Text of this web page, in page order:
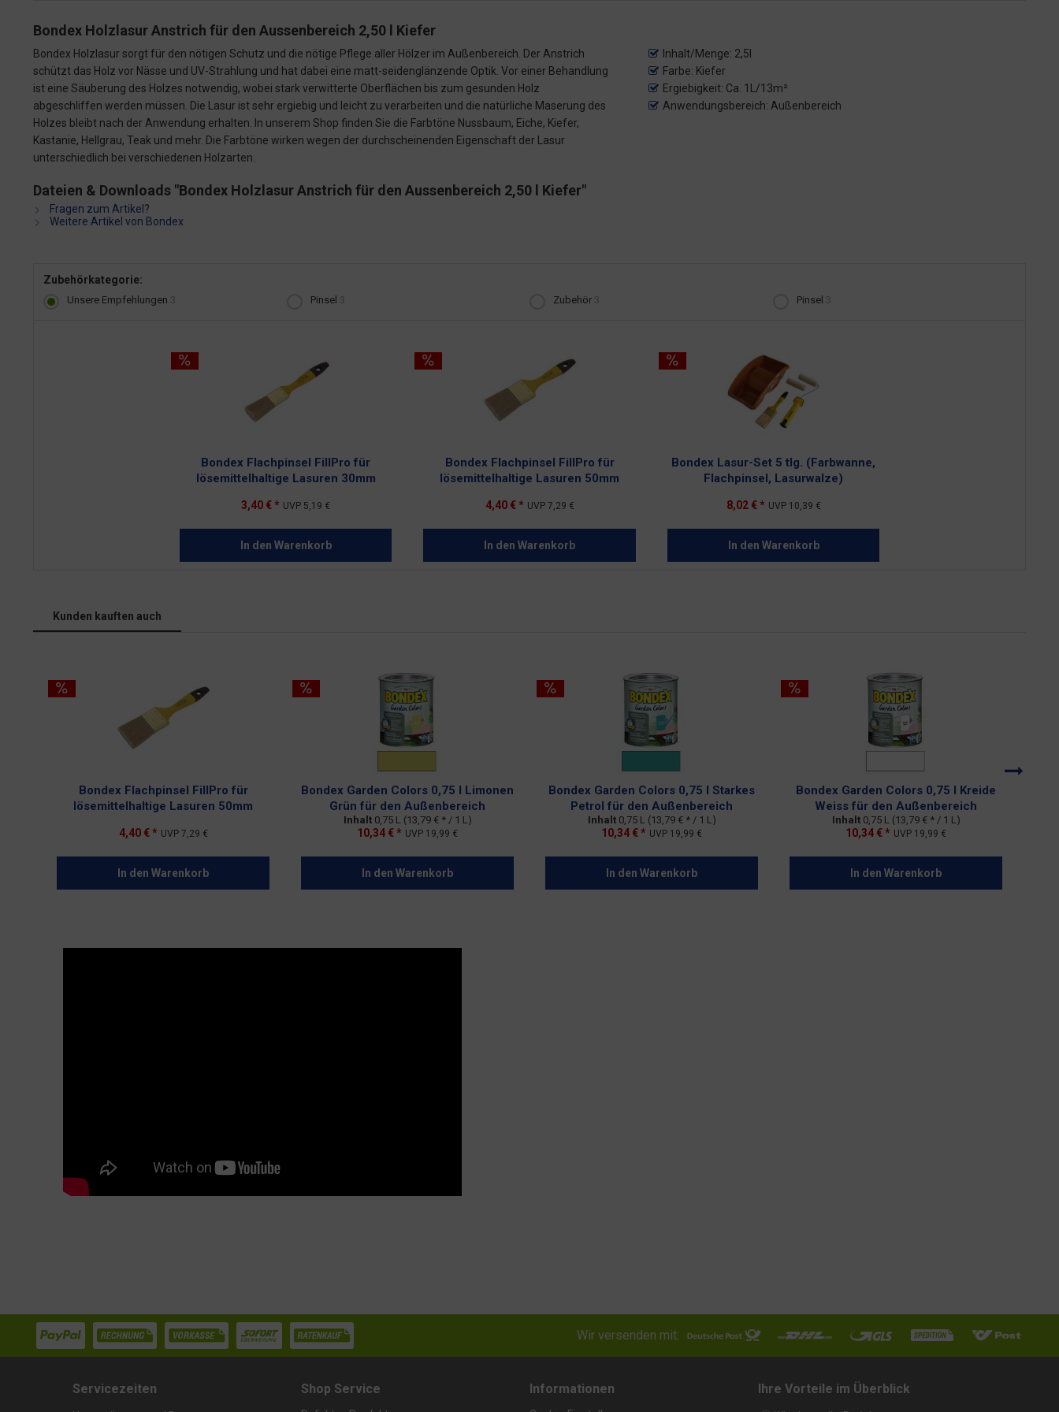
Bondex Holzlasur Anstrich für den Aussenbereich 2,50 l Kiefer
Bondex Holzlasur sorgt für den nötigen Schutz und die nötige Pflege aller Hölzer im Außenbereich. Der Anstrich
schützt das Holz vor Nässe und UV-Strahlung und hat dabei eine matt-seidenglänzende Optik. Vor einer Behandlung
ist eine Säuberung des Holzes notwendig, wobei stark verwitterte Oberflächen bis zum gesunden Holz
abgeschliffen werden müssen. Die Lasur ist sehr ergiebig und leicht zu verarbeiten und die natürliche Maserung des
Holzes bleibt nach der Anwendung erhalten. In unserem Shop finden Sie die Farbtöne Nussbaum, Eiche, Kiefer,
Kastanie, Hellgrau, Teak und mehr. Die Farbtöne wirken wegen der durchscheinenden Eigenschaft der Lasur
unterschiedlich bei verschiedenen Holzarten.
Inhalt/Menge: 2,5l
Farbe: Kiefer
Ergiebigkeit: Ca. 1L/13m²
Anwendungsbereich: Außenbereich
Dateien & Downloads "Bondex Holzlasur Anstrich für den Aussenbereich 2,50 l Kiefer"
Fragen zum Artikel?
Weitere Artikel von Bondex
Zubehörkategorie:
Unsere Empfehlungen 3 Pinsel 3 Zubehör 3 Pinsel 3
Bondex Flachpinsel FillPro für
lösemittelhaltige Lasuren 30mm
3,40 € * UVP 5,19 €
In den Warenkorb
Bondex Flachpinsel FillPro für
lösemittelhaltige Lasuren 50mm
4,40 € * UVP 7,29 €
In den Warenkorb
Bondex Lasur-Set 5 tlg. (Farbwanne,
Flachpinsel, Lasurwalze)
8,02 € * UVP 10,39 €
In den Warenkorb
Kunden kauften auch
Bondex Flachpinsel FillPro für
lösemittelhaltige Lasuren 50mm
4,40 € * UVP 7,29 €
In den Warenkorb
Bondex Garden Colors 0,75 l Limonen
Grün für den Außenbereich
Inhalt 0,75 L (13,79 € * / 1 L)
10,34 € * UVP 19,99 €
In den Warenkorb
Bondex Garden Colors 0,75 l Starkes
Petrol für den Außenbereich
Inhalt 0,75 L (13,79 € * / 1 L)
10,34 € * UVP 19,99 €
In den Warenkorb
Bondex Garden Colors 0,75 l Kreide
Weiss für den Außenbereich
Inhalt 0,75 L (13,79 € * / 1 L)
10,34 € * UVP 19,99 €
In den Warenkorb
Wir versenden mit:
Servicezeiten Shop Service Informationen Ihre Vorteile im Überblick